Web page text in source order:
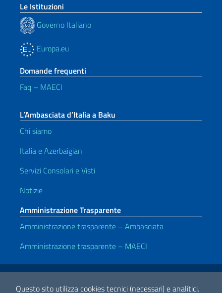
Questo sito utilizza cookies tecnici (necessari) e analitici.
Le Istituzioni
Governo Italiano
Europa.eu
Domande frequenti
Faq – MAECI
L’Ambasciata d’Italia a Baku
Chi siamo
Italia e Azerbaigian
Servizi Consolari e Visti
Notizie
Amministrazione Trasparente
Amministrazione trasparente – Ambasciata
Amministrazione trasparente – MAECI
Link Utili